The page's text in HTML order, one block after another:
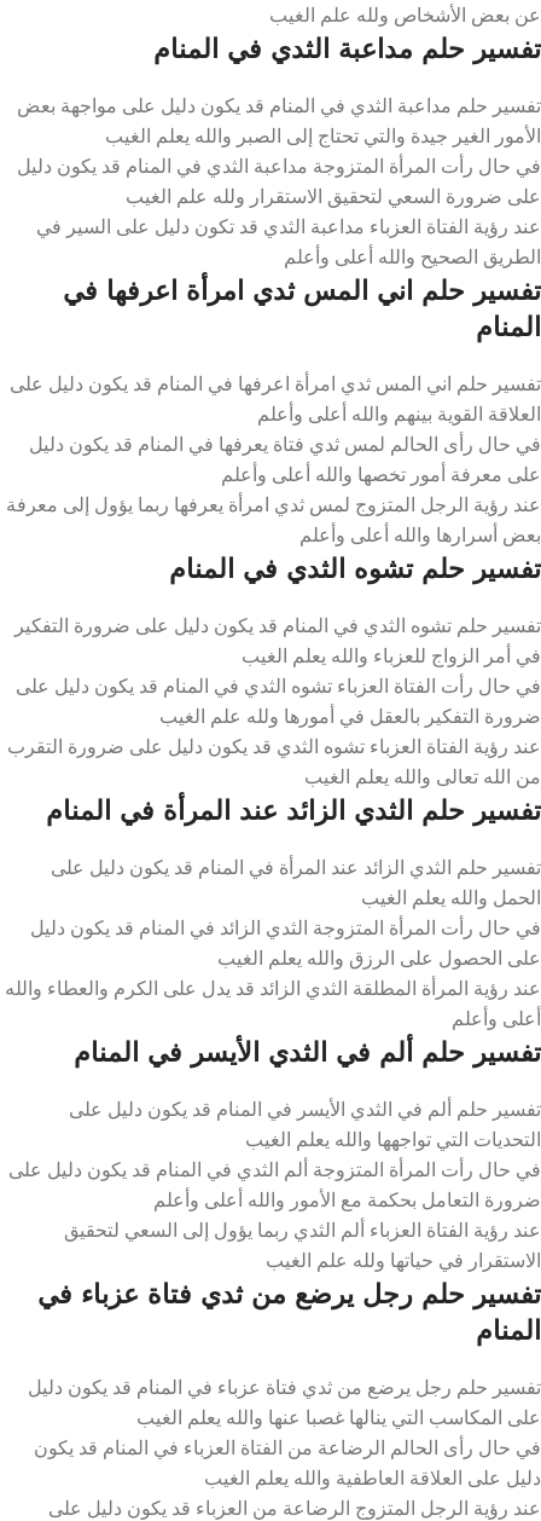
عن بعض الأشخاص ولله علم الغيب
تفسير حلم مداعبة الثدي في المنام
تفسير حلم مداعبة الثدي في المنام قد يكون دليل على مواجهة بعض
الأمور الغير جيدة والتي تحتاج إلى الصبر والله يعلم الغيب
في حال رأت المرأة المتزوجة مداعبة الثدي في المنام قد يكون دليل
على ضرورة السعي لتحقيق الاستقرار ولله علم الغيب
عند رؤية الفتاة العزباء مداعبة الثدي قد تكون دليل على السير في
الطريق الصحيح والله أعلى وأعلم
تفسير حلم اني المس ثدي امرأة اعرفها في
المنام
تفسير حلم اني المس ثدي امرأة اعرفها في المنام قد يكون دليل على
العلاقة القوية بينهم والله أعلى وأعلم
في حال رأى الحالم لمس ثدي فتاة يعرفها في المنام قد يكون دليل
على معرفة أمور تخصها والله أعلى وأعلم
عند رؤية الرجل المتزوج لمس ثدي امرأة يعرفها ربما يؤول إلى معرفة
بعض أسرارها والله أعلى وأعلم
تفسير حلم تشوه الثدي في المنام
تفسير حلم تشوه الثدي في المنام قد يكون دليل على ضرورة التفكير
في أمر الزواج للعزباء والله يعلم الغيب
في حال رأت الفتاة العزباء تشوه الثدي في المنام قد يكون دليل على
ضرورة التفكير بالعقل في أمورها ولله علم الغيب
عند رؤية الفتاة العزباء تشوه الثدي قد يكون دليل على ضرورة التقرب
من الله تعالى والله يعلم الغيب
تفسير حلم الثدي الزائد عند المرأة في المنام
تفسير حلم الثدي الزائد عند المرأة في المنام قد يكون دليل على
الحمل والله يعلم الغيب
في حال رأت المرأة المتزوجة الثدي الزائد في المنام قد يكون دليل
على الحصول على الرزق والله يعلم الغيب
عند رؤية المرأة المطلقة الثدي الزائد قد يدل على الكرم والعطاء والله
أعلى وأعلم
تفسير حلم ألم في الثدي الأيسر في المنام
تفسير حلم ألم في الثدي الأيسر في المنام قد يكون دليل على
التحديات التي تواجهها والله يعلم الغيب
في حال رأت المرأة المتزوجة ألم الثدي في المنام قد يكون دليل على
ضرورة التعامل بحكمة مع الأمور والله أعلى وأعلم
عند رؤية الفتاة العزباء ألم الثدي ربما يؤول إلى السعي لتحقيق
الاستقرار في حياتها ولله علم الغيب
تفسير حلم رجل يرضع من ثدي فتاة عزباء في
المنام
تفسير حلم رجل يرضع من ثدي فتاة عزباء في المنام قد يكون دليل
على المكاسب التي ينالها غصبا عنها والله يعلم الغيب
في حال رأى الحالم الرضاعة من الفتاة العزباء في المنام قد يكون
دليل على العلاقة العاطفية والله يعلم الغيب
عند رؤية الرجل المتزوج الرضاعة من العزباء قد يكون دليل على